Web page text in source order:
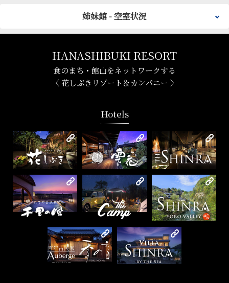
姉妹館 - 空室状況
HANASHIBUKI RESORT
食のまち・館山をネットワークする
〈 花しぶきリゾート＆カンパニー 〉
Hotels